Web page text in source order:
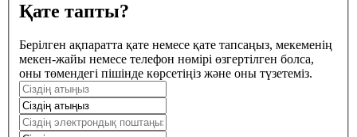
Қате тапты?
Берілген ақпаратта қате немесе қате тапсаңыз, мекеменің
мекен-жайы немесе телефон нөмірі өзгертілген болса,
оны төмендегі пішінде көрсетіңіз және оны түзетеміз.